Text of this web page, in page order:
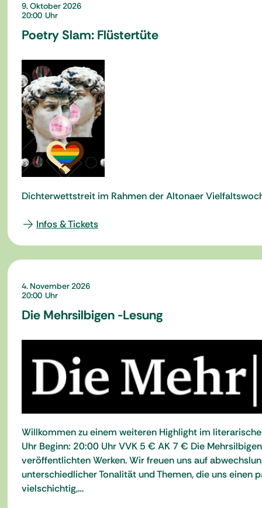
9. Oktober 2026
20:00
Poetry Slam: Flüstertüte
Dichterwettstreit im Rahmen der Altonaer
Infos & Tickets
4. November 2026
20:00
Die Mehrsilbigen -Lesung
Willkommen zu einem weiteren Highlight im
Uhr Beginn: 20:00 Uhr VVK 5 € AK 7 € Die
veröffentlichten Werken. Wir freuen uns auf
unterschiedlicher Tonalität und Themen, die uns einen
vielschichtig,…